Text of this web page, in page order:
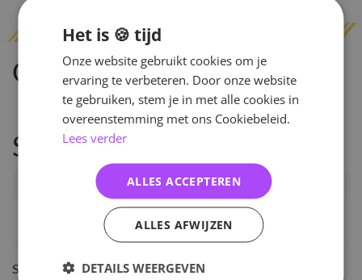
Omschrijving
Specificaties
Artikelnummer
96082
1000000960822
Shop meer
Het is 🍪 tijd
Onze website gebruikt cookies om je
ervaring te verbeteren. Door onze website
te gebruiken, stem je in met alle cookies in
overeenstemming met ons Cookiebeleid.
Lees verder
ALLES ACCEPTEREN
ALLES AFWIJZEN
DETAILS WEERGEVEN